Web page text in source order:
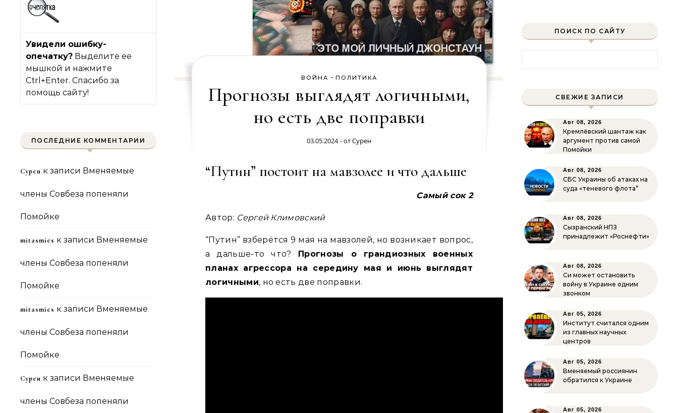
Увидели ошибку-
опечатку? Выделите ее
мышкой и нажмите
Ctrl+Enter. Спасибо за
помощь сайту!
ПОСЛЕДНИЕ КОММЕНТАРИИ
Сурен к записи Вменяемые
члены Совбеза попеняли
Помойке
mitasmies к записи Вменяемые
члены Совбеза попеняли
Помойке
mitasmies к записи Вменяемые
члены Совбеза попеняли
Помойке
Сурен к записи Вменяемые
члены Совбеза попеняли
ВОЙНА - ПОЛИТИКА
Прогнозы выглядят логичными,
но есть две поправки
03.05.2024 - отСурен
“Путин” постоит на мавзолее и что дальше
Самый сок 2
Автор: Сергей Климовский
“Путин” взберётся 9 мая на мавзолей, но возникает вопрос,
а дальше-то что? Прогнозы о грандиозных военных
планах агрессора на середину мая и июнь выглядят
логичными, но есть две поправки.
ПОИСК ПО САЙТУ
СВЕЖИЕ ЗАПИСИ
Авг 08, 2026
Кремлёвский шантаж как
аргумент против самой
Помойки
Авг 08, 2026
СБС Украины об атаках на
суда «теневого флота”
Авг 08, 2026
Сызранский НПЗ
принадлежит «Роснефти»
Авг 08, 2026
Си может остановить
войну в Украине одним
звонком
Авг 05, 2026
Институт считался одним
из главных научных
центров
Авг 05, 2026
Вменяемый россиянин
обратился к Украине
Авг 05, 2026